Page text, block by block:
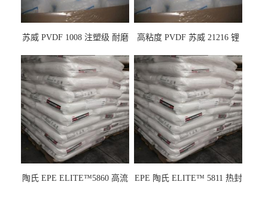
苏威 PVDF 1008 注塑级 耐磨
龙
高粘度 PVDF 苏威 21216 锂
陶氏 EPE ELITE™5860 高流
EPE 陶氏 ELITE™ 5811 热封